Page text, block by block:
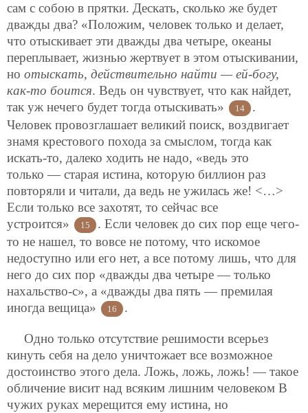
сам с собою в прятки. Дескать, сколько же будет
дважды два? «Положим, человек только и делает,
что отыскивает эти дважды два четыре, океаны
переплывает, жизнью жертвует в этом отыскивании,
но отыскать, действительно найти — ей-богу,
как-то боится. Ведь он чувствует, что как найдет,
так уж нечего будет тогда отыскивать»
14
.
Человек провозглашает великий поиск, воздвигает
знамя крестового похода за смыслом, тогда как
искать-то, далеко ходить не надо, «ведь это
только — старая истина, которую биллион раз
повторяли и читали, да ведь не ужилась же! <…>
Если только все захотят, то сейчас все
устроится»
15
. Если человек до сих пор еще чего-
то не нашел, то вовсе не потому, что искомое
недоступно или его нет, а все потому лишь, что для
него до сих пор «дважды два четыре — только
нахальство-с», а «дважды два пять — премилая
иногда вещица»
16 .
Одно только отсутствие решимости всерьез
кинуть себя на дело уничтожает все возможное
достоинство этого дела. Ложь, ложь, ложь! — такое
обличение висит над всяким лишним человеком В
чужих руках мерещится ему истина, но